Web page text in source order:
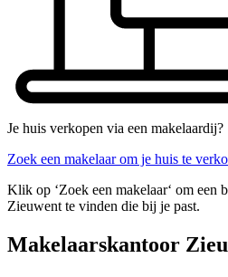
Je huis verkopen via een makelaardij?
Zoek een makelaar om je huis te
Klik op ‘Zoek een makelaar‘ om een
Zieuwent te vinden die bij je past.
Makelaarskantoor